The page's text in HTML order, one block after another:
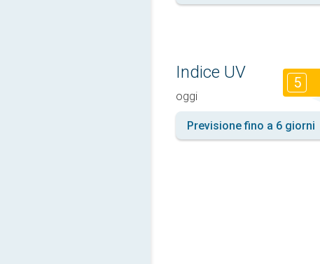
Indice UV
oggi
5
Previsione fino a 6 giorni